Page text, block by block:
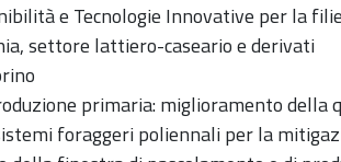
e Tecnologie Innovative per la
settore lattiero-caseario e derivati
primaria: miglioramento della
foraggeri poliennali per la